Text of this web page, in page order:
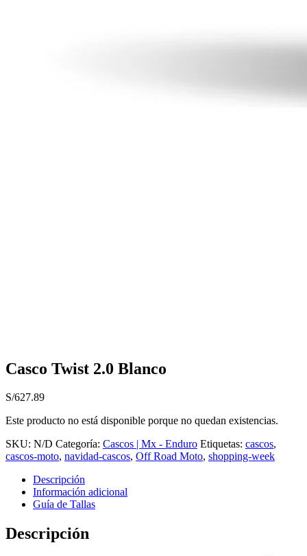
Casco Twist 2.0 Blanco
S/627.89
Este producto no está disponible porque no quedan existencias.
SKU: N/D Categoría: Cascos | Mx - Enduro Etiquetas: cascos,
cascos-moto, navidad-cascos, Off Road Moto, shopping-week
Descripción
Información adicional
Guía de Tallas
Descripción